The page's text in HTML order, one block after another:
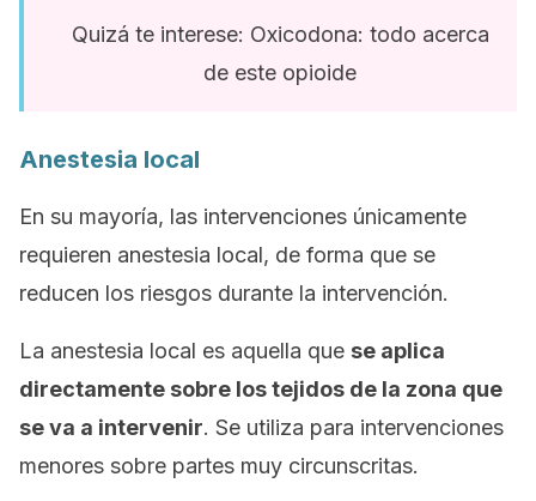
Quizá te interese: Oxicodona: todo acerca
de este opioide
Anestesia local
En su mayoría, las intervenciones únicamente
requieren anestesia local, de forma que se
reducen los riesgos durante la intervención.
La anestesia local es aquella que se aplica
directamente sobre los tejidos de la zona que
se va a intervenir. Se utiliza para intervenciones
menores sobre partes muy circunscritas.